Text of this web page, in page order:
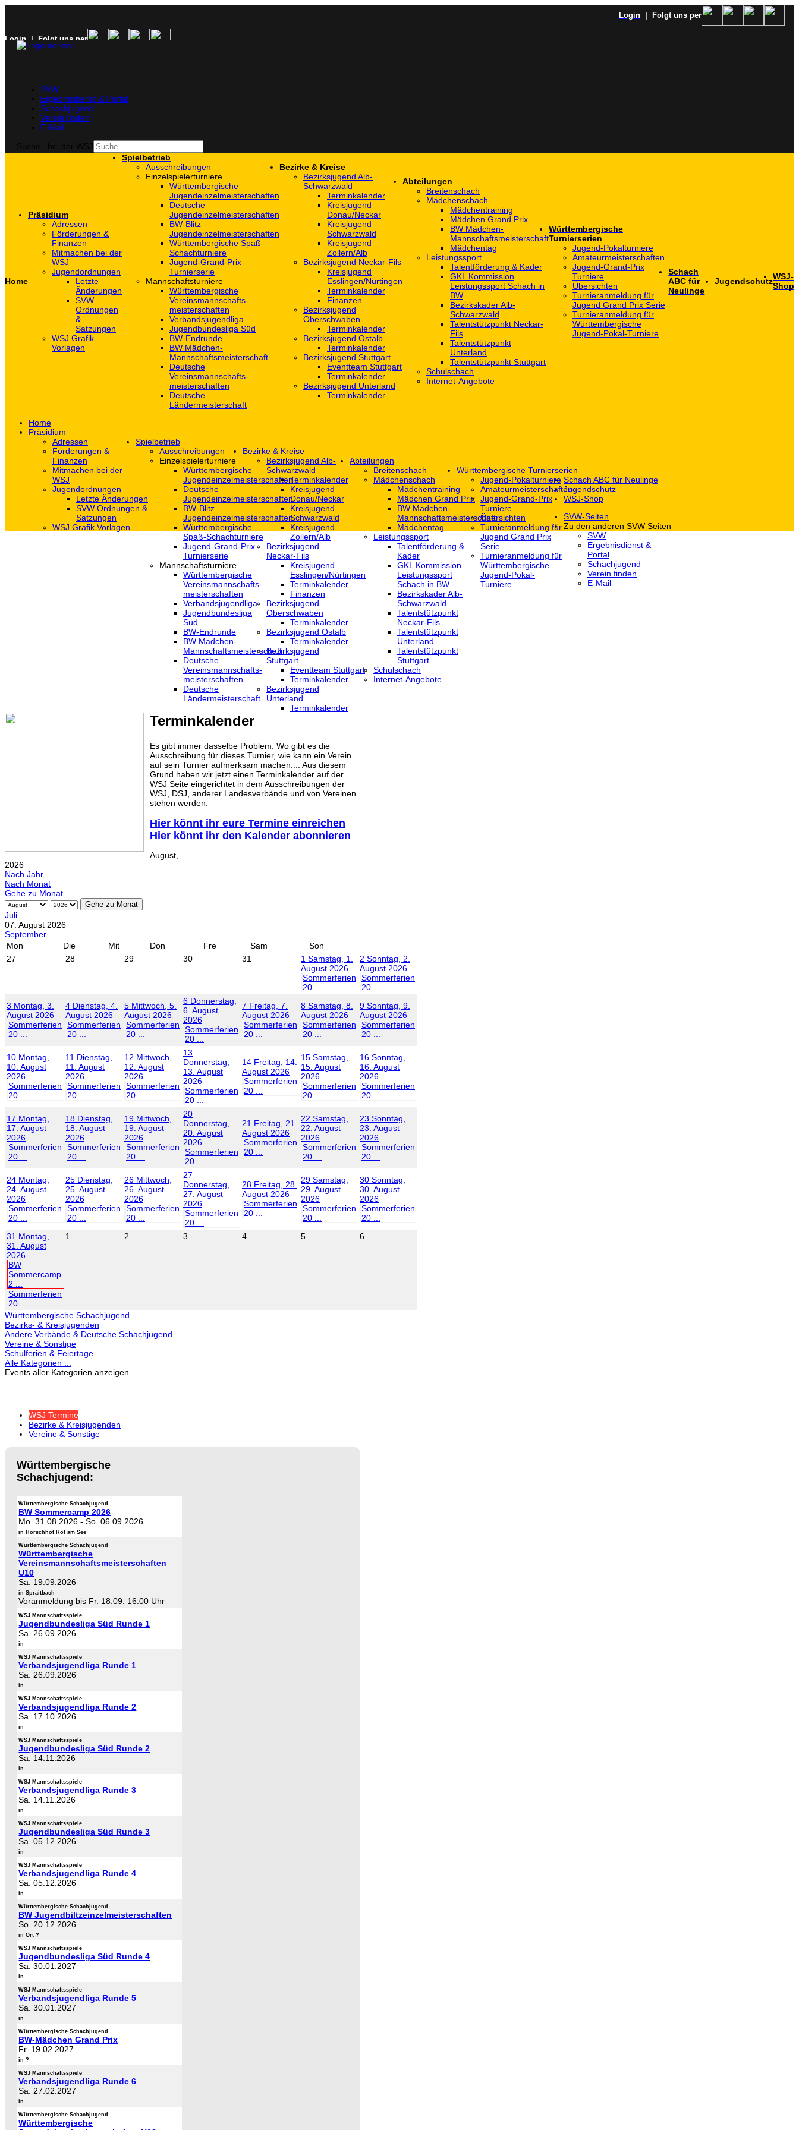
Login | Folgt uns per
Login | Folgt uns per
SVW
Ergebnisdienst & Portal
Schachjugend
Verein finden
E-Mail
Home
Präsidium
Adressen
Förderungen &
Finanzen
Mitmachen bei der
WSJ
Jugendordnungen
Letzte
Änderungen
SVW
Ordnungen
&
Satzungen
WSJ Grafik
Vorlagen
Spielbetrieb
Ausschreibungen
Einzelspielerturniere
Württembergische
Jugendeinzelmeisterschaften
Deutsche
Jugendeinzelmeisterschaften
BW-Blitz
Jugendeinzelmeisterschaften
Württembergische Spaß-
Schachturniere
Jugend-Grand-Prix
Turnierserie
Mannschaftsturniere
Württembergische
Vereinsmannschafts-
meisterschaften
Verbandsjugendliga
Jugendbundesliga Süd
BW-Endrunde
BW Mädchen-
Mannschaftsmeisterschaft
Deutsche
Vereinsmannschafts-
meisterschaften
Deutsche
Ländermeisterschaft
Bezirke & Kreise
Bezirksjugend Alb-
Schwarzwald
Terminkalender
Kreisjugend
Donau/Neckar
Kreisjugend
Schwarzwald
Kreisjugend
Zollern/Alb
Bezirksjugend Neckar-Fils
Kreisjugend
‎Esslingen/Nürtingen
Terminkalender
Finanzen
Bezirksjugend
Oberschwaben
Terminkalender
Bezirksjugend Ostalb
Terminkalender
Bezirksjugend Stuttgart
‎Eventteam Stuttgart
Terminkalender
Bezirksjugend Unterland
Terminkalender
Abteilungen
Breitenschach
Mädchenschach
Mädchentraining
Mädchen Grand Prix
BW Mädchen-
Mannschaftsmeisterschaft
Mädchentag
Leistungssport
Talentförderung & Kader
GKL Kommission
Leistungssport Schach in
BW
Bezirkskader Alb-
Schwarzwald
Talentstützpunkt Neckar-
Fils
Talentstützpunkt
Unterland
Talentstützpunkt Stuttgart
Schulschach
Internet-Angebote
Württembergische
Turnierserien
Jugend-Pokalturniere
Amateurmeisterschaften
Jugend-Grand-Prix
Turniere
Übersichten
Turnieranmeldung für
Jugend Grand Prix Serie
Turnieranmeldung für
Württembergische
Jugend-Pokal-Turniere
Schach
ABC für
Neulinge
JugendschutzWSJ-
Shop
Home
Präsidium
Adressen
Förderungen &
Finanzen
Mitmachen bei der
WSJ
Jugendordnungen
Letzte Änderungen
SVW Ordnungen &
Satzungen
WSJ Grafik Vorlagen
Spielbetrieb
Ausschreibungen
Einzelspielerturniere
Württembergische
Jugendeinzelmeisterschaften
Deutsche
Jugendeinzelmeisterschaften
BW-Blitz
Jugendeinzelmeisterschaften
Württembergische
Spaß-Schachturniere
Jugend-Grand-Prix
Turnierserie
Mannschaftsturniere
Württembergische
Vereinsmannschafts-
meisterschaften
Verbandsjugendliga
Jugendbundesliga
Süd
BW-Endrunde
BW Mädchen-
Mannschaftsmeisterschaft
Deutsche
Vereinsmannschafts-
meisterschaften
Deutsche
Ländermeisterschaft
Bezirke & Kreise
Bezirksjugend Alb-
Schwarzwald
Terminkalender
Kreisjugend
Donau/Neckar
Kreisjugend
Schwarzwald
Kreisjugend
Zollern/Alb
Bezirksjugend
Neckar-Fils
Kreisjugend
‎Esslingen/Nürtingen
Terminkalender
Finanzen
Bezirksjugend
Oberschwaben
Terminkalender
Bezirksjugend Ostalb
Terminkalender
Bezirksjugend
Stuttgart
‎Eventteam Stuttgart
Terminkalender
Bezirksjugend
Unterland
Terminkalender
Abteilungen
Breitenschach
Mädchenschach
Mädchentraining
Mädchen Grand Prix
BW Mädchen-
Mannschaftsmeisterschaft
Mädchentag
Leistungssport
Talentförderung &
Kader
GKL Kommission
Leistungssport
Schach in BW
Bezirkskader Alb-
Schwarzwald
Talentstützpunkt
Neckar-Fils
Talentstützpunkt
Unterland
Talentstützpunkt
Stuttgart
Schulschach
Internet-Angebote
Württembergische Turnierserien
Jugend-Pokalturniere
Amateurmeisterschaften
Jugend-Grand-Prix
Turniere
Übersichten
Turnieranmeldung für
Jugend Grand Prix
Serie
Turnieranmeldung für
Württembergische
Jugend-Pokal-
Turniere
Schach ABC für Neulinge
Jugendschutz
WSJ-Shop
SVW-Seiten
Zu den anderen SVW Seiten
SVW
Ergebnisdienst &
Portal
Schachjugend
Verein finden
E-Mail
Terminkalender
Es gibt immer dasselbe Problem. Wo gibt es die
Ausschreibung für dieses Turnier, wie kann ein Verein
auf sein Turnier aufmerksam machen.... Aus diesem
Grund haben wir jetzt einen Terminkalender auf der
WSJ Seite eingerichtet in dem Ausschreibungen der
WSJ, DSJ, anderer Landesverbände und von Vereinen
stehen werden.
Hier könnt ihr eure Termine einreichen
Hier könnt ihr den Kalender abonnieren
August,
2026
Nach Jahr
Nach Monat
Gehe zu Monat
Gehe zu Monat
Juli
07. August 2026
September
Mon
Die Mit Don Fre Sam
Son
27
28 29 30 31 1 Samstag, 1.
August 2026
Sommerferien
20 ...
2 Sonntag, 2.
August 2026
Sommerferien
20 ...
3 Montag, 3.
August 2026
Sommerferien
20 ...
4 Dienstag, 4.
August 2026
Sommerferien
20 ...
5 Mittwoch, 5.
August 2026
Sommerferien
20 ...
6 Donnerstag,
6. August
2026
Sommerferien
20 ...
7 Freitag, 7.
August 2026
Sommerferien
20 ...
8 Samstag, 8.
August 2026
Sommerferien
20 ...
9 Sonntag, 9.
August 2026
Sommerferien
20 ...
10 Montag,
10. August
2026
Sommerferien
20 ...
11 Dienstag,
11. August
2026
Sommerferien
20 ...
12 Mittwoch,
12. August
2026
Sommerferien
20 ...
13
Donnerstag,
13. August
2026
Sommerferien
20 ...
14 Freitag, 14.
August 2026
Sommerferien
20 ...
15 Samstag,
15. August
2026
Sommerferien
20 ...
16 Sonntag,
16. August
2026
Sommerferien
20 ...
17 Montag,
17. August
2026
Sommerferien
20 ...
18 Dienstag,
18. August
2026
Sommerferien
20 ...
19 Mittwoch,
19. August
2026
Sommerferien
20 ...
20
Donnerstag,
20. August
2026
Sommerferien
20 ...
21 Freitag, 21.
August 2026
Sommerferien
20 ...
22 Samstag,
22. August
2026
Sommerferien
20 ...
23 Sonntag,
23. August
2026
Sommerferien
20 ...
24 Montag,
24. August
2026
Sommerferien
20 ...
25 Dienstag,
25. August
2026
Sommerferien
20 ...
26 Mittwoch,
26. August
2026
Sommerferien
20 ...
27
Donnerstag,
27. August
2026
Sommerferien
20 ...
28 Freitag, 28.
August 2026
Sommerferien
20 ...
29 Samstag,
29. August
2026
Sommerferien
20 ...
30 Sonntag,
30. August
2026
Sommerferien
20 ...
31 Montag,
31. August
2026
BW
Sommercamp
2 ...
Sommerferien
20 ...
1 2 3 4 5 6
Württembergische Schachjugend
Bezirks- & Kreisjugenden
Andere Verbände & Deutsche Schachjugend
Vereine & Sonstige
Schulferien & Feiertage
Alle Kategorien ...
Events aller Kategorien anzeigen
WSJ Termine
Bezirke & Kreisjugenden
Vereine & Sonstige
Württembergische
Schachjugend:
Württembergische Schachjugend
BW Sommercamp 2026
Mo. 31.08.2026 -So. 06.09.2026
in Horschhof Rot am See
Württembergische Schachjugend
Württembergische
Vereinsmannschaftsmeisterschaften
U10
Sa. 19.09.2026
in Spraitbach
Voranmeldung bis Fr. 18.09. 16:00 Uhr
WSJ Mannschaftsspiele
Jugendbundesliga Süd Runde 1
Sa. 26.09.2026
in
WSJ Mannschaftsspiele
Verbandsjugendliga Runde 1
Sa. 26.09.2026
in
WSJ Mannschaftsspiele
Verbandsjugendliga Runde 2
Sa. 17.10.2026
in
WSJ Mannschaftsspiele
Jugendbundesliga Süd Runde 2
Sa. 14.11.2026
in
WSJ Mannschaftsspiele
Verbandsjugendliga Runde 3
Sa. 14.11.2026
in
WSJ Mannschaftsspiele
Jugendbundesliga Süd Runde 3
Sa. 05.12.2026
in
WSJ Mannschaftsspiele
Verbandsjugendliga Runde 4
Sa. 05.12.2026
in
Württembergische Schachjugend
BW Jugendbiltzeinzelmeisterschaften
So. 20.12.2026
in Ort ?
WSJ Mannschaftsspiele
Jugendbundesliga Süd Runde 4
Sa. 30.01.2027
in
WSJ Mannschaftsspiele
Verbandsjugendliga Runde 5
Sa. 30.01.2027
in
Württembergische Schachjugend
BW-Mädchen Grand Prix
Fr. 19.02.2027
in ?
WSJ Mannschaftsspiele
Verbandsjugendliga Runde 6
Sa. 27.02.2027
in
Württembergische Schachjugend
Württembergische